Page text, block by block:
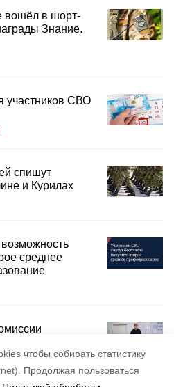
чтобы собирать статистику
Продолжая пользоваться
вошёл в шорт-
Знание.
участников СВО
спишут
и Курилах
среднее